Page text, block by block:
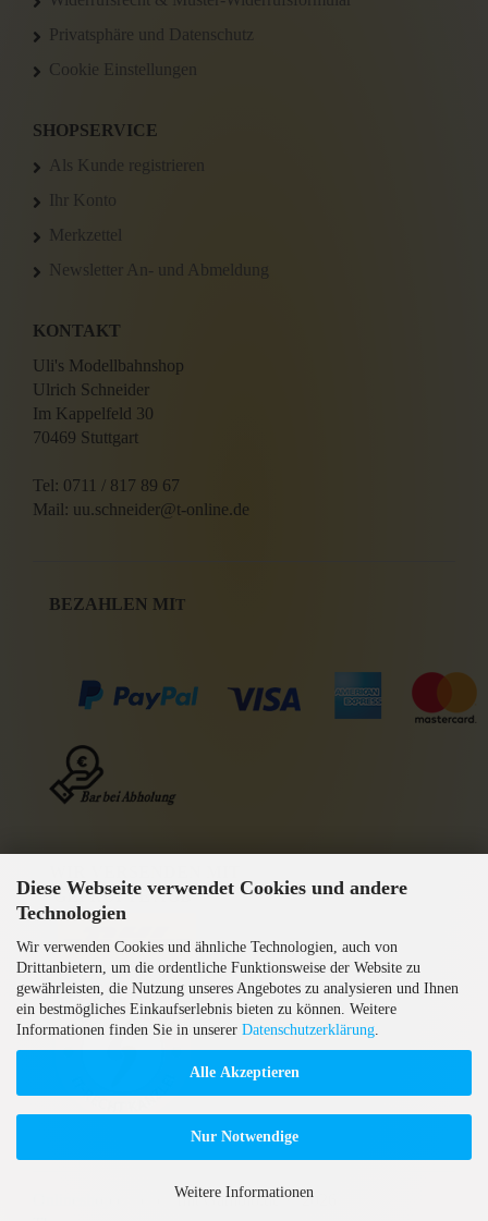
Diese Webseite verwendet Cookies und andere
Technologien
Wir verwenden Cookies und ähnliche Technologien, auch von
Drittanbietern, um die ordentliche Funktionsweise der Website zu
gewährleisten, die Nutzung unseres Angebotes zu analysieren und Ihnen
ein bestmögliches Einkaufserlebnis bieten zu können. Weitere
Informationen finden Sie in unserer Datenschutzerklärung
Alle Akzeptieren
Nur Notwendige
Weitere Informationen
Privatsphäre und Datenschutz
Cookie Einstellungen
SHOPSERVICE
Als Kunde registrieren
Ihr Konto
Merkzettel
Newsletter An- und Abmeldung
KONTAKT
Uli's Modellbahnshop
Ulrich Schneider
Im Kappelfeld 30
70469 Stuttgart
Tel: 0711 / 817 89 67
Mail: uu.schneider@t-online.de
BEZAHLEN MIT
GEPRÜFTE AGB
mit Gambio.de © 2026